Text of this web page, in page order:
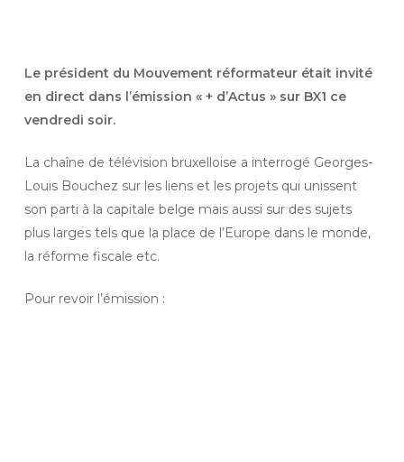
Le président du Mouvement réformateur était invité
en direct dans l’émission « + d’Actus » sur BX1 ce
vendredi soir.
La chaîne de télévision bruxelloise a interrogé Georges-
Louis Bouchez sur les liens et les projets qui unissent
son parti à la capitale belge mais aussi sur des sujets
plus larges tels que la place de l’Europe dans le monde,
la réforme fiscale etc.
Pour revoir l’émission :